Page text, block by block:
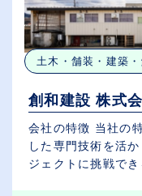
土木・舗装・建築
創和建設 株式
会社の特徴 当社の
した専門技術を活
ジェクトに挑戦で